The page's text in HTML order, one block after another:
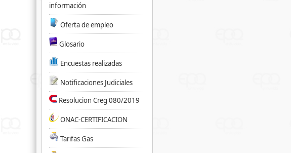
información
Oferta de empleo
Glosario
Encuestas realizadas
Notificaciones Judiciales
Resolucion Creg 080/2019
ONAC-CERTIFICACION
Tarifas Gas